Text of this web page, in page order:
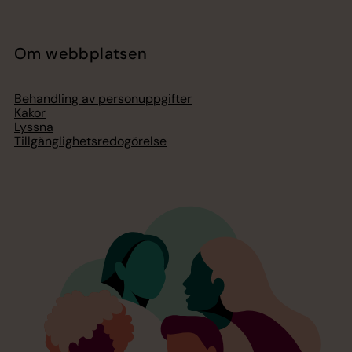
Om webbplatsen
Behandling av personuppgifter
Kakor
Lyssna
Tillgänglighetsredogörelse